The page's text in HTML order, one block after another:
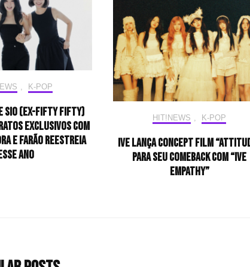
, K-POP
SIO (ex-FIFTY FIFTY)
exclusivos com
e farão reestreia
ano
HIT!NEWS , K-POP
IVE lança concept film
para seu comeback com “IVE
EMPATHY”